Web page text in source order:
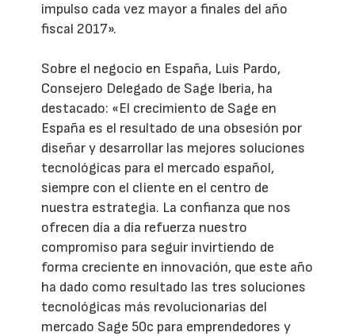
impulso cada vez mayor a finales del año
fiscal 2017».
Sobre el negocio en España, Luis Pardo,
Consejero Delegado de Sage Iberia, ha
destacado: «El crecimiento de Sage en
España es el resultado de una obsesión por
diseñar y desarrollar las mejores soluciones
tecnológicas para el mercado español,
siempre con el cliente en el centro de
nuestra estrategia. La confianza que nos
ofrecen día a día refuerza nuestro
compromiso para seguir invirtiendo de
forma creciente en innovación, que este año
ha dado como resultado las tres soluciones
tecnológicas más revolucionarias del
mercado Sage 50c para emprendedores y